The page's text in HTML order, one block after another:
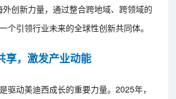
外创新力量，通过整合跨地域、跨领域的
个引领行业未来的全球性创新共同体。
享，激发产业动能
驱动美迪西成长的重要力量。2025年，